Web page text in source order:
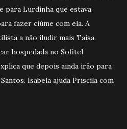
para Lurdinha que estava
fazer ciúme com ela. A
a não iludir mais Taísa.
hospedada no Sofitel
que depois ainda irão para
Isabela ajuda Priscila com